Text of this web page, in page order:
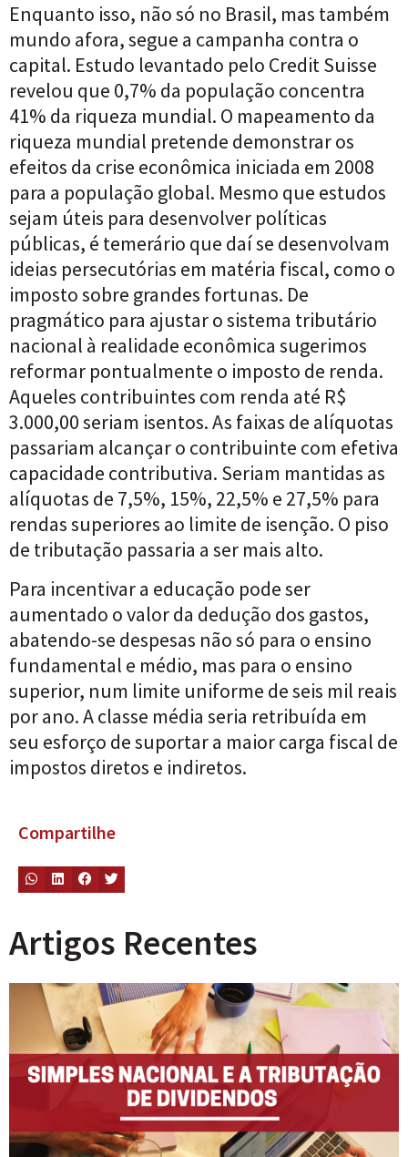
Enquanto isso, não só no Brasil, mas também
mundo afora, segue a campanha contra o
capital. Estudo levantado pelo Credit Suisse
revelou que 0,7% da população concentra
41% da riqueza mundial. O mapeamento da
riqueza mundial pretende demonstrar os
efeitos da crise econômica iniciada em 2008
para a população global. Mesmo que estudos
sejam úteis para desenvolver políticas
públicas, é temerário que daí se desenvolvam
ideias persecutórias em matéria fiscal, como o
imposto sobre grandes fortunas. De
pragmático para ajustar o sistema tributário
nacional à realidade econômica sugerimos
reformar pontualmente o imposto de renda.
Aqueles contribuintes com renda até R$
3.000,00 seriam isentos. As faixas de alíquotas
passariam alcançar o contribuinte com efetiva
capacidade contributiva. Seriam mantidas as
alíquotas de 7,5%, 15%, 22,5% e 27,5% para
rendas superiores ao limite de isenção. O piso
de tributação passaria a ser mais alto.
Para incentivar a educação pode ser
aumentado o valor da dedução dos gastos,
abatendo-se despesas não só para o ensino
fundamental e médio, mas para o ensino
superior, num limite uniforme de seis mil reais
por ano. A classe média seria retribuída em
seu esforço de suportar a maior carga fiscal de
impostos diretos e indiretos.
Compartilhe
Artigos Recentes